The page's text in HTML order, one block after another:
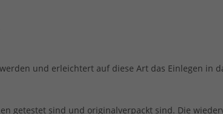
und erleichtert auf diese Art das Einlegen in
getestet sind und originalverpackt sind. Die